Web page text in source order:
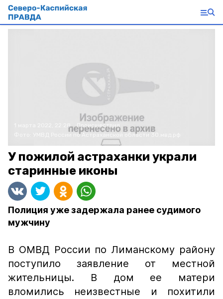
1 марта 2022, 22:28
Происшествия
УМВД России по Астраханской области
У пожилой астраханки украли
старинные иконы
Полиция уже задержала ранее судимого
мужчину
В ОМВД России по Лиманскому району
поступило заявление от местной
жительницы. В дом ее матери
вломились неизвестные и похитили